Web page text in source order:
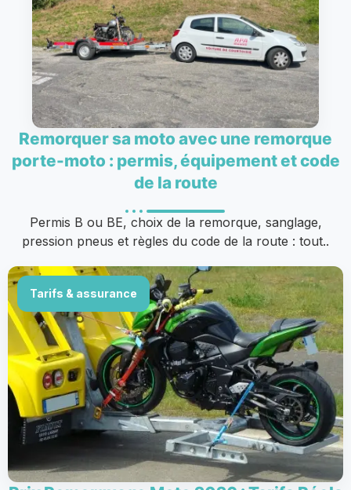
Remorquer sa moto avec une remorque
porte-moto : permis, équipement et code
de la route
Permis B ou BE, choix de la remorque, sanglage,
pression pneus et règles du code de la route : tout..
Tarifs & assurance